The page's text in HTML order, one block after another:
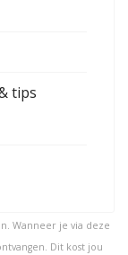
tips
Wanneer je via deze
Dit kost jou